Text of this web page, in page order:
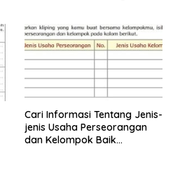
Cari Informasi Tentang Jenis-
jenis Usaha Perseorangan
dan Kelompok Baik